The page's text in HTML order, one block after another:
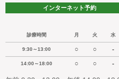
インターネット予約
診療時間 月 火 水
9:30～13:00 ○ ○ -
14:00～18:00 ○ ○ -